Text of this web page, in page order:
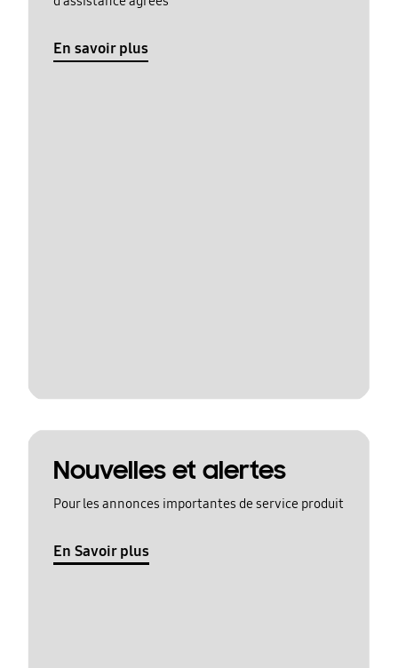
En savoir plus
Nouvelles et alertes
Pour les annonces importantes de service produit
En Savoir plus